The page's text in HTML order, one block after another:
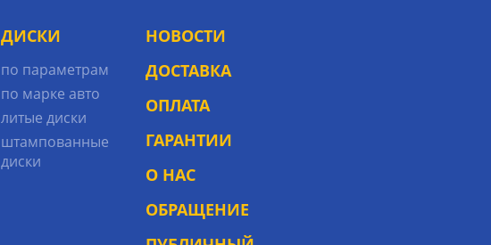
ДИСКИ
по параметрам
по марке авто
литые диски
штампованные
диски
НОВОСТИ
ДОСТАВКА
ОПЛАТА
ГАРАНТИИ
О НАС
ОБРАЩЕНИЕ